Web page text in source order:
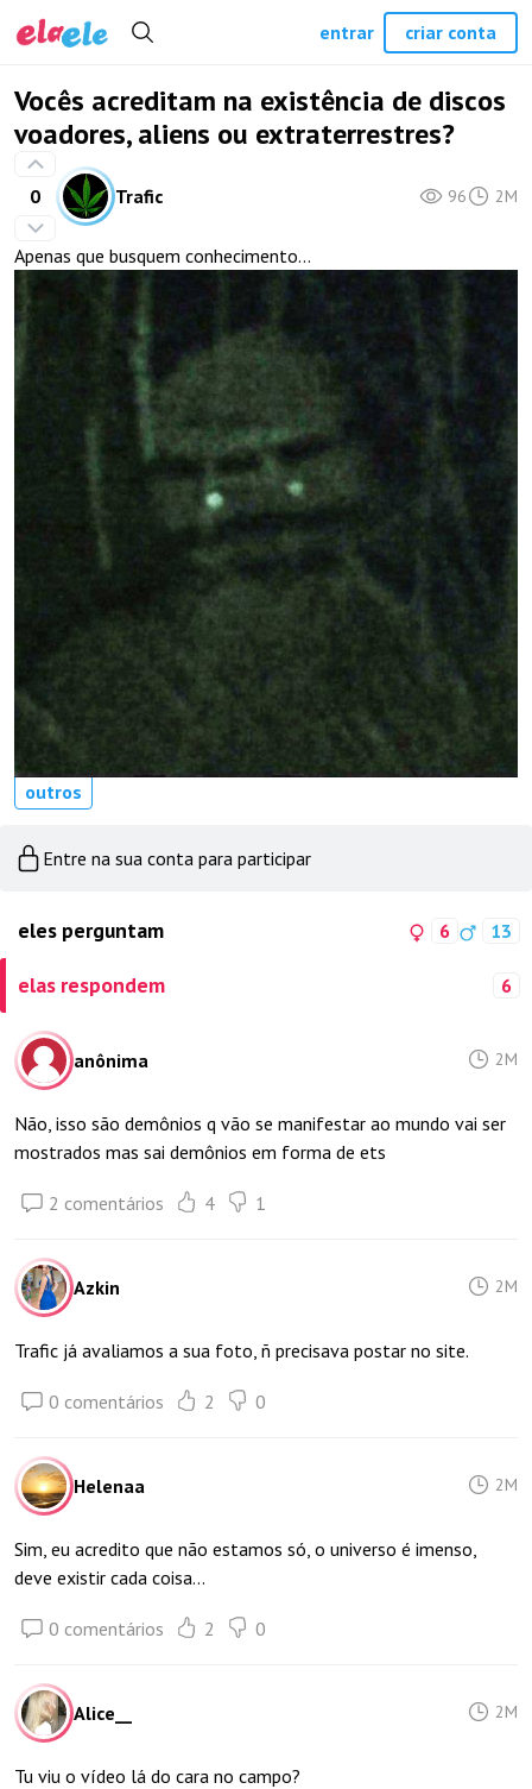
Vocês acreditam na existência de discos
voadores, aliens ou extraterrestres?
0 Trafic 96 2M
Apenas que busquem conhecimento...
outros
Entre na sua conta para participar
eles perguntam 6 13
elas respondem 6
anônima 2M
Não, isso são demônios q vão se manifestar ao mundo vai ser
mostrados mas sai demônios em forma de ets
2 comentários 4 1
Azkin 2M
Trafic já avaliamos a sua foto, ñ precisava postar no site.
0 comentários 2 0
Helenaa 2M
Sim, eu acredito que não estamos só, o universo é imenso,
deve existir cada coisa...
0 comentários 2 0
Alice__ 2M
Tu viu o vídeo lá do cara no campo?
entrar criar conta